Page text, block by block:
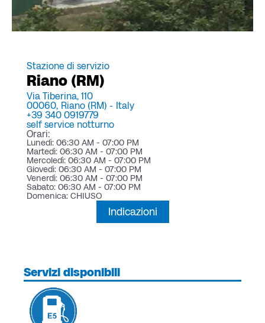
Stazione di servizio
Riano (RM)
Via Tiberina, 110
00060, Riano (RM) - Italy
+39 340 0919779
self service notturno
Orari:
Lunedì: 06:30 AM - 07:00 PM
Martedì: 06:30 AM - 07:00 PM
Mercoledì: 06:30 AM - 07:00 PM
Giovedì: 06:30 AM - 07:00 PM
Venerdì: 06:30 AM - 07:00 PM
Sabato: 06:30 AM - 07:00 PM
Domenica: CHIUSO
Indicazioni
Servizi disponibili